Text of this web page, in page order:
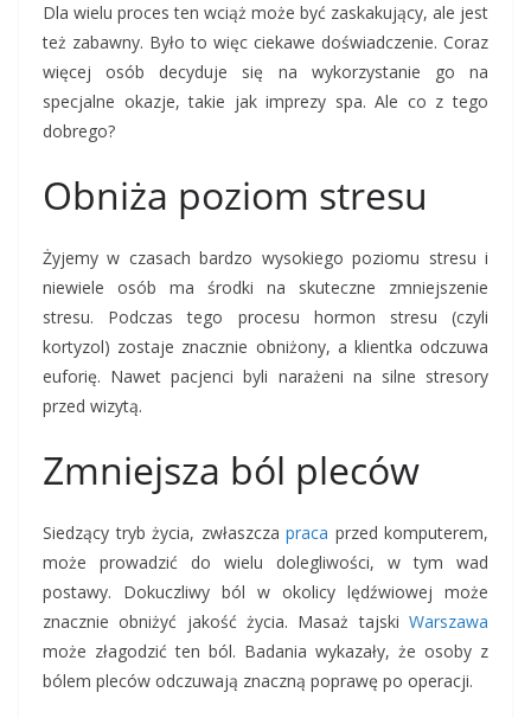
Dla wielu proces ten wciąż może być zaskakujący, ale jest
też zabawny. Było to więc ciekawe doświadczenie. Coraz
więcej osób decyduje się na wykorzystanie go na
specjalne okazje, takie jak imprezy spa. Ale co z tego
dobrego?
Obniża poziom stresu
Żyjemy w czasach bardzo wysokiego poziomu stresu i
niewiele osób ma środki na skuteczne zmniejszenie
stresu. Podczas tego procesu hormon stresu (czyli
kortyzol) zostaje znacznie obniżony, a klientka odczuwa
euforię. Nawet pacjenci byli narażeni na silne stresory
przed wizytą.
Zmniejsza ból pleców
Siedzący tryb życia, zwłaszcza praca przed komputerem,
może prowadzić do wielu dolegliwości, w tym wad
postawy. Dokuczliwy ból w okolicy lędźwiowej może
znacznie obniżyć jakość życia. Masaż tajski Warszawa
może złagodzić ten ból. Badania wykazały, że osoby z
bólem pleców odczuwają znaczną poprawę po operacji.